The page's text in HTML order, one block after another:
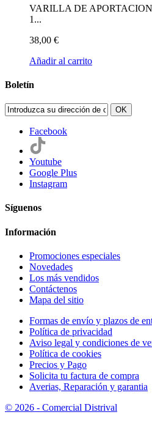
VARILLA DE
1...
38,00 €
Añadir al carrito
Boletín
OK
Facebook
Youtube
Google Plus
Instagram
Síguenos
Información
Promociones especiales
Novedades
Los más vendidos
Contáctenos
Mapa del sitio
Formas de envío y plazos de
Política de privacidad
Aviso legal y condiciones de
Política de cookies
Precios y Pago
Solicita tu factura de compra
Averias, Reparación y garantia
© 2026 - Comercial Distrival